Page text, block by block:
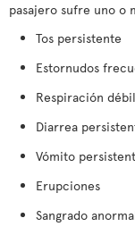
pasajero sufre uno o
Tos persistente
Estornudos
Respiración débil
Diarrea
Vómito
Erupciones
Sangrado